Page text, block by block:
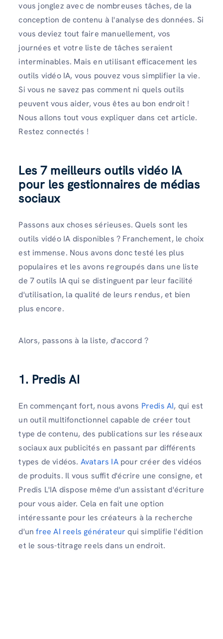
vous jonglez avec de nombreuses tâches, de la
conception de contenu à l'analyse des données. Si
vous deviez tout faire manuellement, vos
journées et votre liste de tâches seraient
interminables. Mais en utilisant efficacement les
outils vidéo IA, vous pouvez vous simplifier la vie.
Si vous ne savez pas comment ni quels outils
peuvent vous aider, vous êtes au bon endroit !
Nous allons tout vous expliquer dans cet article.
Restez connectés !
Les 7 meilleurs outils vidéo IA
pour les gestionnaires de médias
sociaux
Passons aux choses sérieuses. Quels sont les
outils vidéo IA disponibles ? Franchement, le choix
est immense. Nous avons donc testé les plus
populaires et les avons regroupés dans une liste
de 7 outils IA qui se distinguent par leur facilité
d'utilisation, la qualité de leurs rendus, et bien
plus encore.
Alors, passons à la liste, d'accord ?
1. Predis AI
En commençant fort, nous avons Predis AI, qui est
un outil multifonctionnel capable de créer tout
type de contenu, des publications sur les réseaux
sociaux aux publicités en passant par différents
types de vidéos. Avatars IApour créer des vidéos
de produits. Il vous suffit d'écrire une consigne, et
Predis L'IA dispose même d'un assistant d'écriture
pour vous aider. Cela en fait une option
intéressante pour les créateurs à la recherche
d'unfree AI reels générateur qui simplifie l'édition
et le sous-titrage reels dans un endroit.